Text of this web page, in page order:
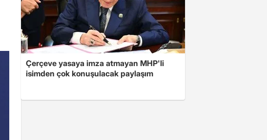
Çerçeve yasaya imza atmayan MHP'li
isimden çok konuşulacak paylaşım